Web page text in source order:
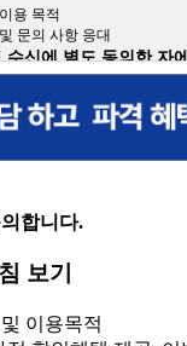
용 목적
문의 사항 응대
신에 별도 동의한 자
을 비롯한 해커스 교육
이벤트, 최신 정보 안
서비스를 제공하기 위
커스잡, 해커스금융, 해커
스소방, 해커스공인중개사
/이용 기간: 법령상 정
퇴 시까지 이용 및 보관
로부터 3년 이내 탈퇴
합니다.
보기
이용목적